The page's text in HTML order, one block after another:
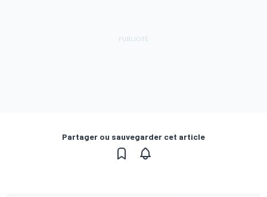
Partager ou sauvegarder cet article